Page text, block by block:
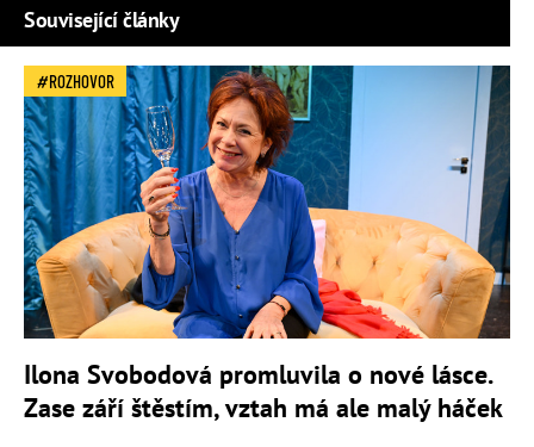
Související články
ROZHOVOR
Ilona Svobodová promluvila o nové lásce.
Zase září štěstím, vztah má ale malý háček